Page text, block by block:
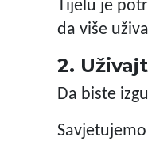
Tijelu je
da više
2.
Da biste